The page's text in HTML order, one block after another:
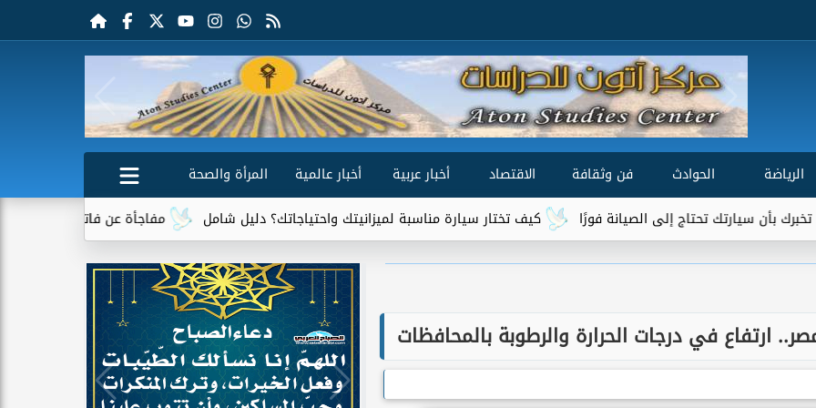
الرياضة الحوادث فن وثقافة الاقتصاد أخبار عربية أخبار عالمية
المرأة والصحة
مفاجأة عن فاتورة الكهرباء.. جهاز واحد
كيف تختار سيارة مناسبة لميزانيتك واحتياجاتك؟ دليل شامل إلى الصيانة فورًا